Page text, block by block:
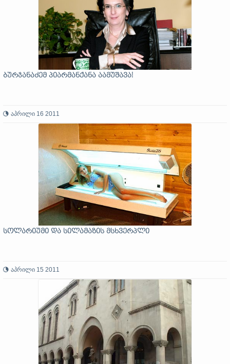
ბურჯანაძემ პიარმანქანა აამუშავა!
აპრილი 16 2011
სოლარიუმი და სილამაზის მსხვერპლი
აპრილი 15 2011